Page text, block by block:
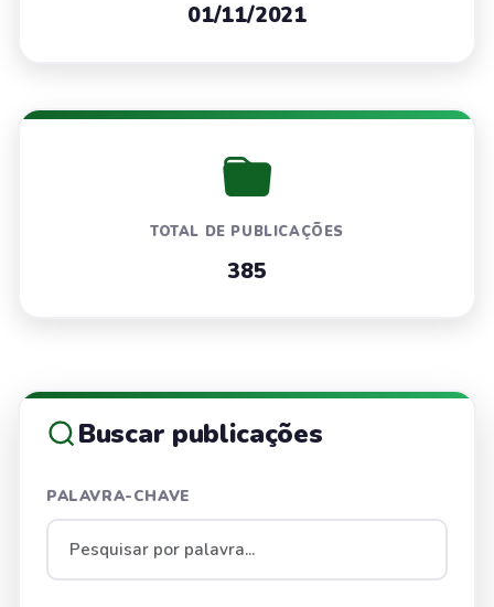
01/11/2021
TOTAL DE PUBLICAÇÕES
385
Buscar publicações
PALAVRA-CHAVE